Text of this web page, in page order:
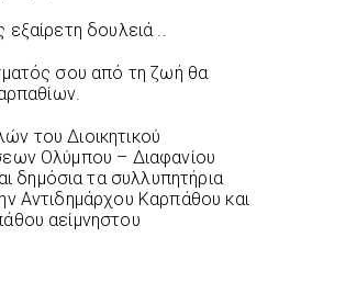
δουλειά ..
σου από τη ζωή θα
του Διοικητικού
Ολύμπου – Διαφανίου
τα συλλυπητήρια
Αντιδημάρχου Καρπάθου και
αείμνηστου